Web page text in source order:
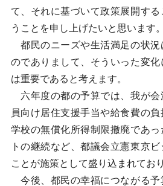
て、それに基づいて政策展開す
うことを申し上げたいと思います。
都民のニーズや生活満足の状況
のでありまして、そういった変化
は重要であると考えます。
六年度の都の予算では、我が会
員向け居住支援手当や給食費の
学校の無償化所得制限撤廃であ
トの継続など、都議会立憲東京
ことが施策として盛り込まれてお
今後、都民の幸福につながる予